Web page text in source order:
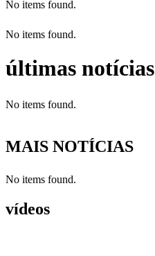
No items found.
No items found.
últimas notícias
No items found.
MAIS NOTÍCIAS
No items found.
vídeos